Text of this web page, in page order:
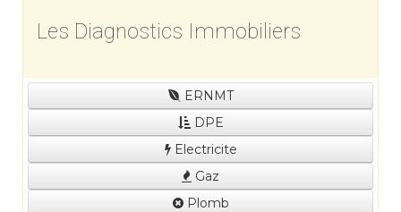
Les Diagnostics Immobiliers
ERNMT
DPE
Electricite
Gaz
Plomb